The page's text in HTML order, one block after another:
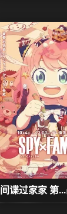
间谍过家家 第...